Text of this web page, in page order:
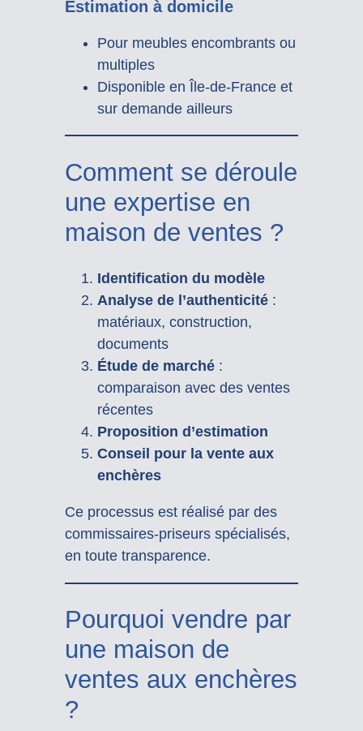
Estimation à domicile
Pour meubles encombrants ou
multiples
Disponible en Île-de-France et
sur demande ailleurs
Comment se déroule
une expertise en
maison de ventes ?
Identification du modèle
Analyse de l’authenticité:
matériaux, construction,
documents
Étude de marché:
comparaison avec des ventes
récentes
Proposition d’estimation
Conseil pour la vente aux
enchères
Ce processus est réalisé par des
commissaires-priseurs spécialisés,
en toute transparence.
Pourquoi vendre par
une maison de
ventes aux enchères
?